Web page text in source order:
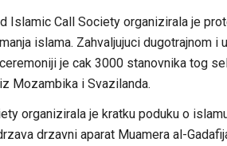
Islamic Call Society organizirala je
islama. Zahvaljujuci dugotrajnom i
je cak 3000 stanovnika tog
Mozambika i Svazilanda.
organizirala je kratku poduku o
drzavni aparat Muamera al-